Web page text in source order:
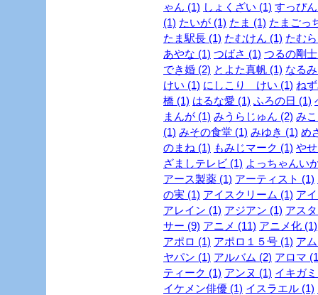
ゃん (1) しょくざい (1) すっぴ
(1) たいが (1) たま (1) たまごっ
たま駅長 (1) たむけん (1) たむ
あやな (1) つばさ (1) つるの剛
でき婚 (2) とよた真帆 (1) なる
けい (1) にしこり けい (1) ね
橋 (1) はるな愛 (1) ふろの日 (1)
まんが (1) みうらじゅん (2) み
(1) みその食堂 (1) みゆき (1) め
のまね (1) もみじマーク (1) や
ざましテレビ (1) よっちゃんい
アース製薬 (1) アーティスト (1)
の実 (1) アイスクリーム (1) ア
アレイン (1) アジアン (1) アス
サー (9) アニメ (11) アニメ化 (1)
アポロ (1) アポロ１５号 (1) ア
ヤパン (1) アルバム (2) アロマ
ティーク (1) アンヌ (1) イキガ
イケメン俳優 (1) イスラエル (1)